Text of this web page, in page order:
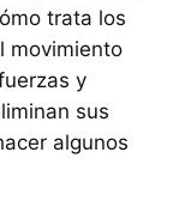
trata los
movimiento
y
sus
algunos